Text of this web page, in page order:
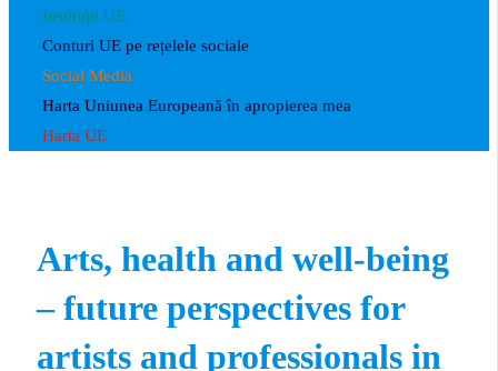
Instituții UE
Conturi UE pe rețelele sociale
Social Media
Harta Uniunea Europeană în apropierea mea
Harta UE
Arts, health and well-being
– future perspectives for
artists and professionals in